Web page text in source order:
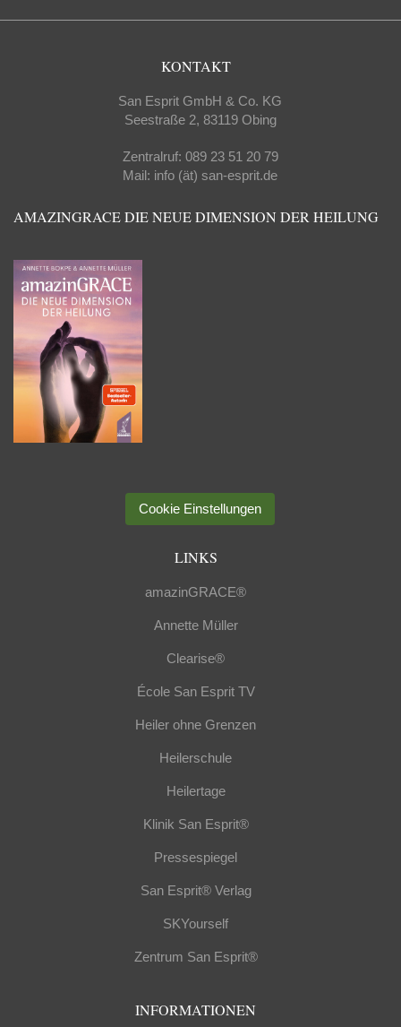
KONTAKT
San Esprit GmbH & Co. KG
Seestraße 2, 83119 Obing
Zentralruf: 089 23 51 20 79
Mail: info (ät) san-esprit.de
AMAZINGRACE DIE NEUE DIMENSION DER HEILUNG
Cookie Einstellungen
LINKS
amazinGRACE®
Annette Müller
Clearise®
École San Esprit TV
Heiler ohne Grenzen
Heilerschule
Heilertage
Klinik San Esprit®
Pressespiegel
San Esprit® Verlag
SKYourself
Zentrum San Esprit®
INFORMATIONEN